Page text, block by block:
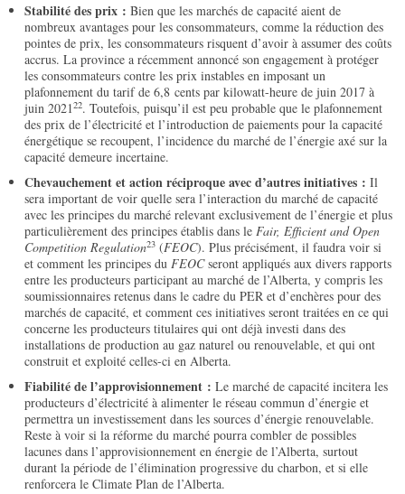
Stabilité des prix : Bien que les marchés de capacité aient de
nombreux avantages pour les consommateurs, comme la réduction des
pointes de prix, les consommateurs risquent d’avoir à assumer des coûts
accrus. La province a récemment annoncé son engagement à protéger
les consommateurs contre les prix instables en imposant un
plafonnement du tarif de 6,8 cents par kilowatt-heure de juin 2017 à
juin 202122. Toutefois, puisqu’il est peu probable que le plafonnement
des prix de l’électricité et l’introduction de paiements pour la capacité
énergétique se recoupent, l’incidence du marché de l’énergie axé sur la
capacité demeure incertaine.
Chevauchement et action réciproque avec d’autres initiatives : Il
sera important de voir quelle sera l’interaction du marché de capacité
avec les principes du marché relevant exclusivement de l’énergie et plus
particulièrement des principes établis dans leFair, Efficient and Open
Competition Regulation23 (FEOC). Plus précisément, il faudra voir si
et comment les principes duFEOCseront appliqués aux divers rapports
entre les producteurs participant au marché de l’Alberta, y compris les
soumissionnaires retenus dans le cadre du PER et d’enchères pour des
marchés de capacité, et comment ces initiatives seront traitées en ce qui
concerne les producteurs titulaires qui ont déjà investi dans des
installations de production au gaz naturel ou renouvelable, et qui ont
construit et exploité celles-ci en Alberta.
Fiabilité de l’approvisionnement : Le marché de capacité incitera les
producteurs d’électricité à alimenter le réseau commun d’énergie et
permettra un investissement dans les sources d’énergie renouvelable.
Reste à voir si la réforme du marché pourra combler de possibles
lacunes dans l’approvisionnement en énergie de l’Alberta, surtout
durant la période de l’élimination progressive du charbon, et si elle
renforcera le Climate Plan de l’Alberta.